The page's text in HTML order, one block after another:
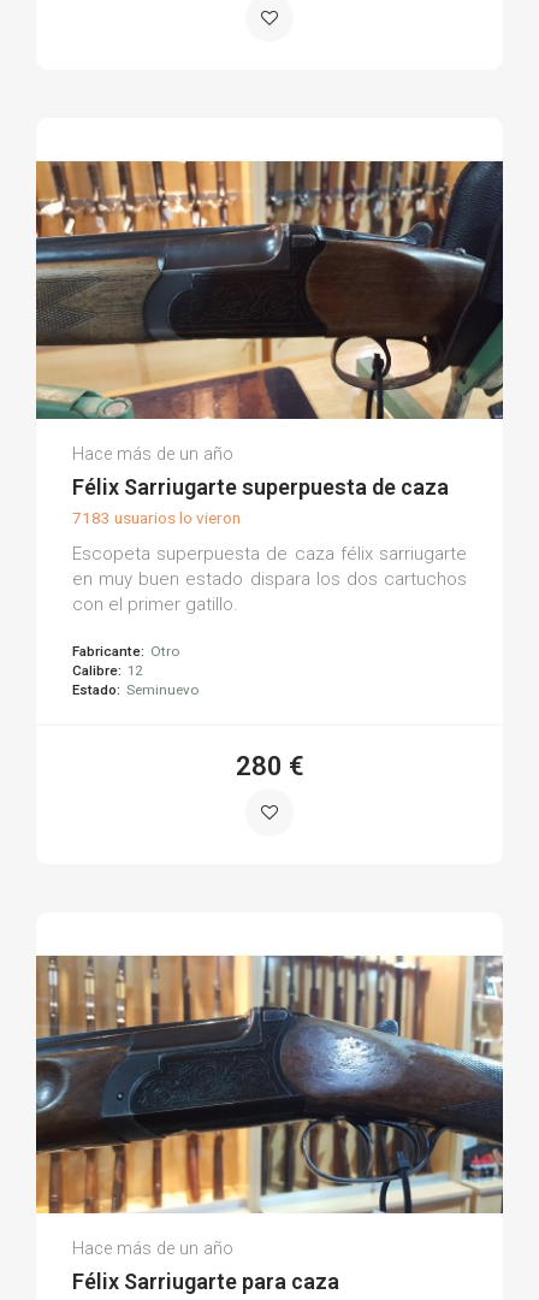
Armería La Torre M.
(0)
Hace más de un año
Félix Sarriugarte superpuesta de caza
7183 usuarios lo vieron
Escopeta superpuesta de caza félix sarriugarte
en muy buen estado dispara los dos cartuchos
con el primer gatillo.
Fabricante: Otro
Calibre: 12
Estado: Seminuevo
280 €
Armería La Torre M.
(0)
Hace más de un año
Félix Sarriugarte para caza